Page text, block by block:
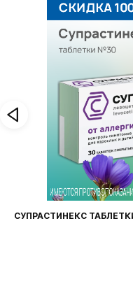
ТАБЛЕТКИ №30